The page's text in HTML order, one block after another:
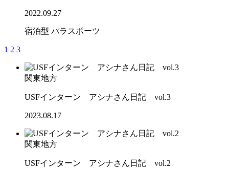
2022.09.27
宿泊型 パラスポーツ
1 2 3
関東地方
USFインターン アシナさん日記 vol.3
2023.08.17
関東地方
USFインターン アシナさん日記 vol.2